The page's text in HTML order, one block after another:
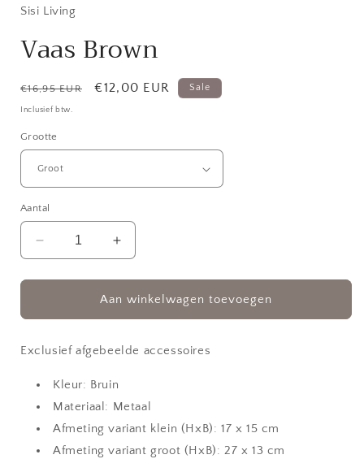
in
Sisi Living
Vaas Brown
Normale
prijs
€16,95 EUR Aanbiedingsprijs
€12,00 EUR Sale
Inclusief btw.
Grootte
Aantal
Aantal
verlagen
voor
Brown
Aantal
verhogen
voor
Vaas
Brown
Aan winkelwagen toevoegen
Exclusief afgebeelde accessoires
Kleur: Bruin
Materiaal: Metaal
Afmeting variant klein (HxB): 17 x 15 cm
Afmeting variant groot (HxB): 27 x 13 cm